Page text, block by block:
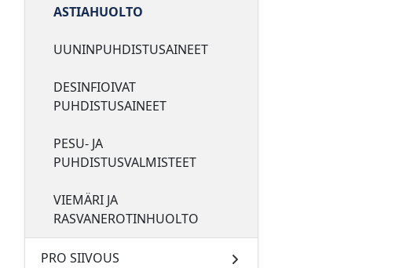
ASTIAHUOLTO
UUNINPUHDISTUSAINEET
DESINFIOIVAT
PUHDISTUSAINEET
PESU- JA
PUHDISTUSVALMISTEET
VIEMÄRI JA
RASVANEROTINHUOLTO
PRO SIIVOUS